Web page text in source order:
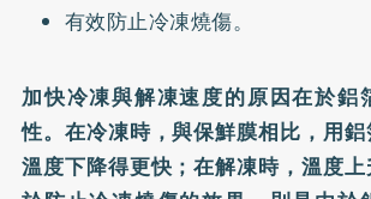
有效防止冷凍燒傷。
加快冷凍與解凍速度的原因在於鋁
性。在冷凍時，與保鮮膜相比，用
溫度下降得更快；在解凍時，溫度